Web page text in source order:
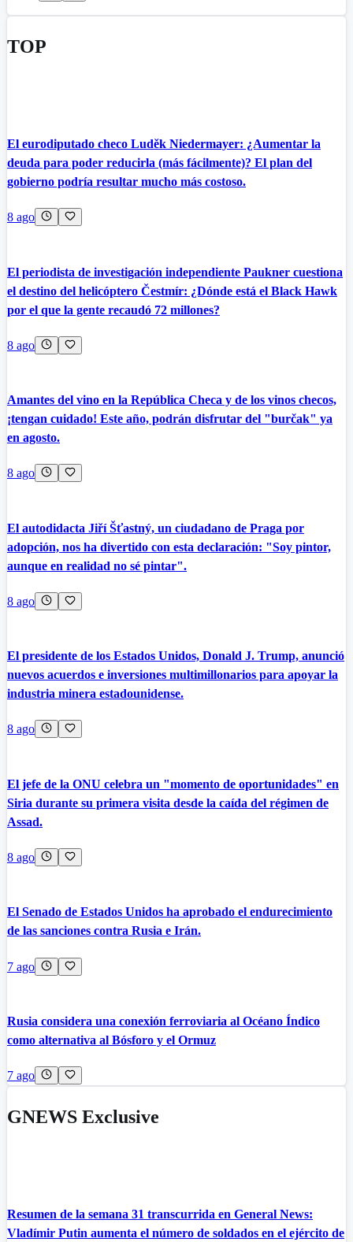
TOP
El eurodiputado checo Luděk Niedermayer: ¿Aumentar la
deuda para poder reducirla (más fácilmente)? El plan del
gobierno podría resultar mucho más costoso.
8 ago
El periodista de investigación independiente Paukner cuestiona
el destino del helicóptero Čestmír: ¿Dónde está el Black Hawk
por el que la gente recaudó 72 millones?
8 ago
Amantes del vino en la República Checa y de los vinos checos,
¡tengan cuidado! Este año, podrán disfrutar del "burčak" ya
en agosto.
8 ago
El autodidacta Jiří Šťastný, un ciudadano de Praga por
adopción, nos ha divertido con esta declaración: "Soy pintor,
aunque en realidad no sé pintar".
8 ago
El presidente de los Estados Unidos, Donald J. Trump, anunció
nuevos acuerdos e inversiones multimillonarios para apoyar la
industria minera estadounidense.
8 ago
El jefe de la ONU celebra un "momento de oportunidades" en
Siria durante su primera visita desde la caída del régimen de
Assad.
8 ago
El Senado de Estados Unidos ha aprobado el endurecimiento
de las sanciones contra Rusia e Irán.
7 ago
Rusia considera una conexión ferroviaria al Océano Índico
como alternativa al Bósforo y el Ormuz
7 ago
GNEWS Exclusive
Resumen de la semana 31 transcurrida en General News:
Vladímir Putin aumenta el número de soldados en el ejército de